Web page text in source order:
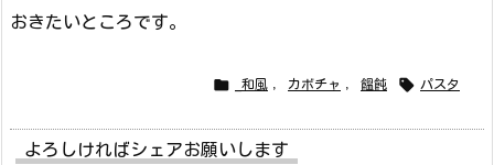
おきたいところです。
 _和風 カボチャ 饂飩  パスタ
よろしければシェアお願いします